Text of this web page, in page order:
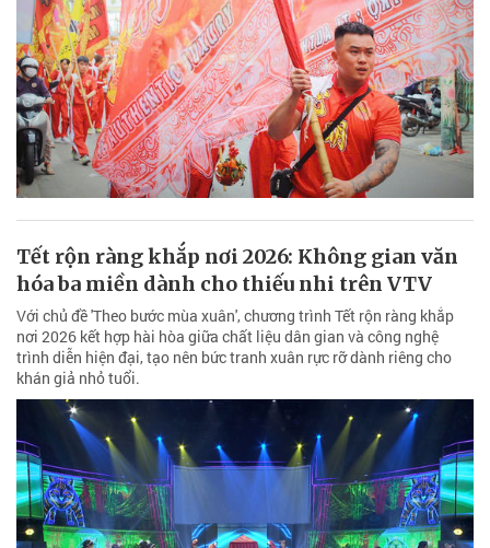
Tết rộn ràng khắp nơi 2026: Không gian văn
hóa ba miền dành cho thiếu nhi trên VTV
Với chủ đề 'Theo bước mùa xuân', chương trình Tết rộn ràng khắp
nơi 2026 kết hợp hài hòa giữa chất liệu dân gian và công nghệ
trình diễn hiện đại, tạo nên bức tranh xuân rực rỡ dành riêng cho
khán giả nhỏ tuổi.